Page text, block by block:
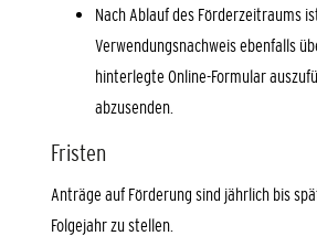
Nach Ablauf des Förderzeitraums
Verwendungsnachweis ebenfalls
hinterlegte Online-Formular
abzusenden.
Fristen
Anträge auf Förderung sind jährlich bis
Folgejahr zu stellen.